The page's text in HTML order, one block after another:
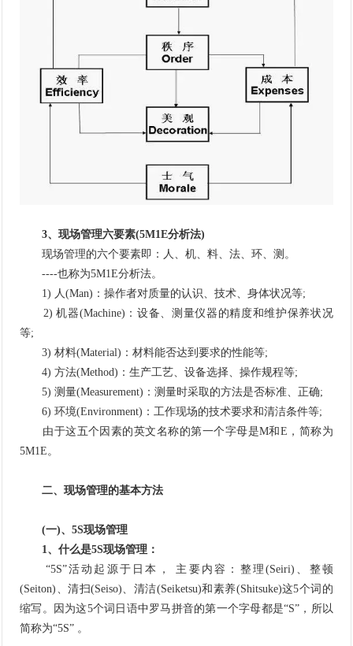
3、现场管理六要素(5M1E分析法)
现场管理的六个要素即：人、机、料、法、环、测。
----也称为5M1E分析法。
1) 人(Man)：操作者对质量的认识、技术、身体状况等;
2) 机器(Machine)：设备、测量仪器的精度和维护保养状况
等;
3) 材料(Material)：材料能否达到要求的性能等;
4) 方法(Method)：生产工艺、设备选择、操作规程等;
5) 测量(Measurement)：测量时采取的方法是否标准、正确;
6) 环境(Environment)：工作现场的技术要求和清洁条件等;
由于这五个因素的英文名称的第一个字母是M和E，简称为
5M1E。
二、现场管理的基本方法
(一)、5S现场管理
1、什么是5S现场管理：
“5S”活动起源于日本， 主要内容：整理(Seiri)、整顿
(Seiton)、清扫(Seiso)、清洁(Seiketsu)和素养(Shitsuke)这5个词的
缩写。因为这5个词日语中罗马拼音的第一个字母都是“S”，所以
简称为“5S” 。